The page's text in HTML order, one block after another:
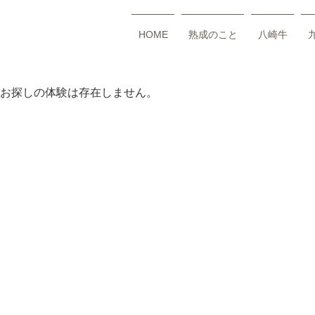
HOME 熟成のこと 八崎牛
お探しの体験は存在しません。